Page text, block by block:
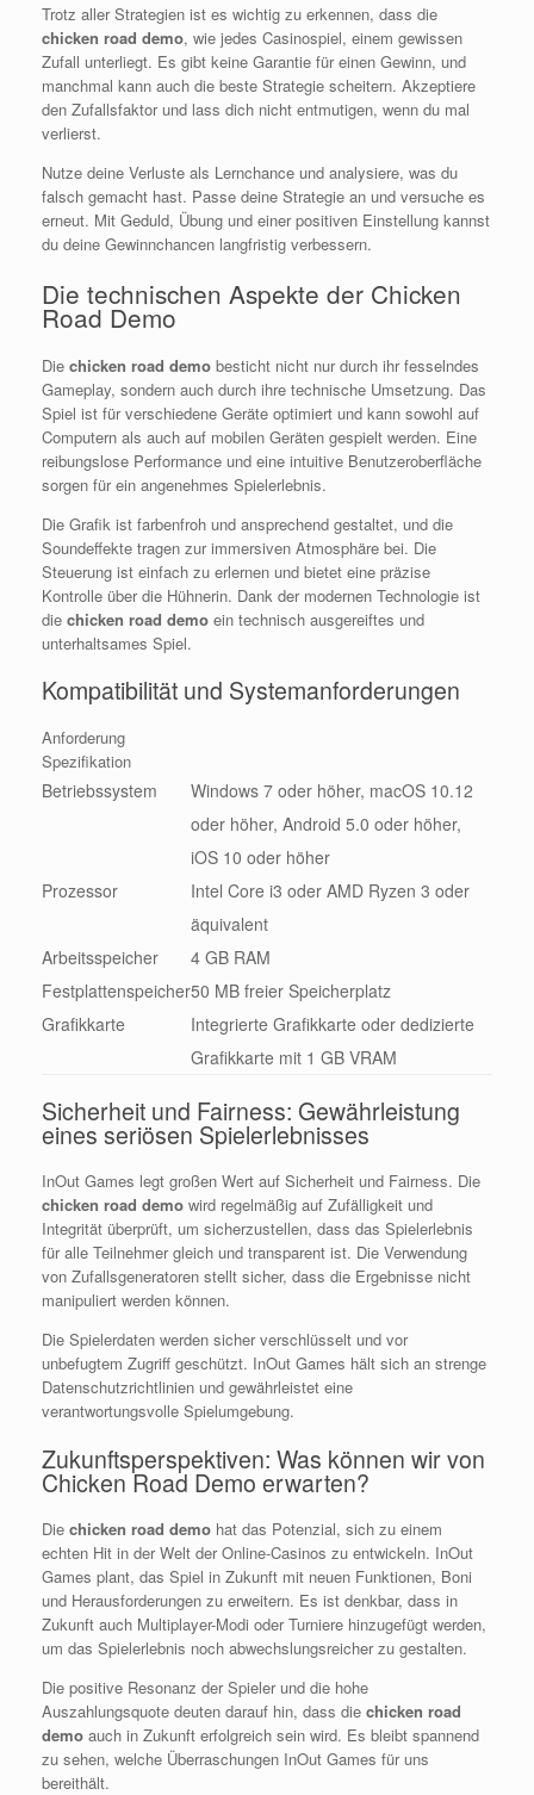
Trotz aller Strategien ist es wichtig zu erkennen, dass die
chicken road demo, wie jedes Casinospiel, einem gewissen
Zufall unterliegt. Es gibt keine Garantie für einen Gewinn, und
manchmal kann auch die beste Strategie scheitern. Akzeptiere
den Zufallsfaktor und lass dich nicht entmutigen, wenn du mal
verlierst.
Nutze deine Verluste als Lernchance und analysiere, was du
falsch gemacht hast. Passe deine Strategie an und versuche es
erneut. Mit Geduld, Übung und einer positiven Einstellung kannst
du deine Gewinnchancen langfristig verbessern.
Die technischen Aspekte der Chicken
Road Demo
Die chicken road demo besticht nicht nur durch ihr fesselndes
Gameplay, sondern auch durch ihre technische Umsetzung. Das
Spiel ist für verschiedene Geräte optimiert und kann sowohl auf
Computern als auch auf mobilen Geräten gespielt werden. Eine
reibungslose Performance und eine intuitive Benutzeroberfläche
sorgen für ein angenehmes Spielerlebnis.
Die Grafik ist farbenfroh und ansprechend gestaltet, und die
Soundeffekte tragen zur immersiven Atmosphäre bei. Die
Steuerung ist einfach zu erlernen und bietet eine präzise
Kontrolle über die Hühnerin. Dank der modernen Technologie ist
die chicken road demo ein technisch ausgereiftes und
unterhaltsames Spiel.
Kompatibilität und Systemanforderungen
Anforderung
Spezifikation
Betriebssystem
Windows 7 oder höher, macOS 10.12
oder höher, Android 5.0 oder höher,
iOS 10 oder höher
Prozessor
Intel Core i3 oder AMD Ryzen 3 oder
äquivalent
Arbeitsspeicher
4 GB RAM
Festplattenspeicher50 MB freier Speicherplatz
Grafikkarte
Integrierte Grafikkarte oder dedizierte
Grafikkarte mit 1 GB VRAM
Sicherheit und Fairness: Gewährleistung
eines seriösen Spielerlebnisses
InOut Games legt großen Wert auf Sicherheit und Fairness. Die
chicken road demo wird regelmäßig auf Zufälligkeit und
Integrität überprüft, um sicherzustellen, dass das Spielerlebnis
für alle Teilnehmer gleich und transparent ist. Die Verwendung
von Zufallsgeneratoren stellt sicher, dass die Ergebnisse nicht
manipuliert werden können.
Die Spielerdaten werden sicher verschlüsselt und vor
unbefugtem Zugriff geschützt. InOut Games hält sich an strenge
Datenschutzrichtlinien und gewährleistet eine
verantwortungsvolle Spielumgebung.
Zukunftsperspektiven: Was können wir von
Chicken Road Demo erwarten?
Die chicken road demo hat das Potenzial, sich zu einem
echten Hit in der Welt der Online-Casinos zu entwickeln. InOut
Games plant, das Spiel in Zukunft mit neuen Funktionen, Boni
und Herausforderungen zu erweitern. Es ist denkbar, dass in
Zukunft auch Multiplayer-Modi oder Turniere hinzugefügt werden,
um das Spielerlebnis noch abwechslungsreicher zu gestalten.
Die positive Resonanz der Spieler und die hohe
Auszahlungsquote deuten darauf hin, dass die chicken road
demo auch in Zukunft erfolgreich sein wird. Es bleibt spannend
zu sehen, welche Überraschungen InOut Games für uns
bereithält.